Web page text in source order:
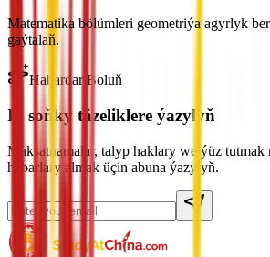
Matematika bölümleri geometriýa agyrlyk
gaýtalaň.
Habardar Boluň
Iň soňky täzeliklere ýazylyň
Maksatnamalar, talyp haklary we ýüz tutmak
habarlary almak üçin abuna ýazylyň.